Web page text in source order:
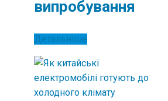
випробування
Детальніше